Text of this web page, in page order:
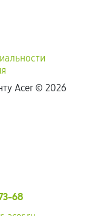
Acer © 2026
68